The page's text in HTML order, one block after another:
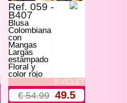
Ref. 059 -
B407
Blusa
Colombiana
con
Mangas
Largas
estampado
Floral y
color rojo
B VIOLET
€ 54.99 49.5